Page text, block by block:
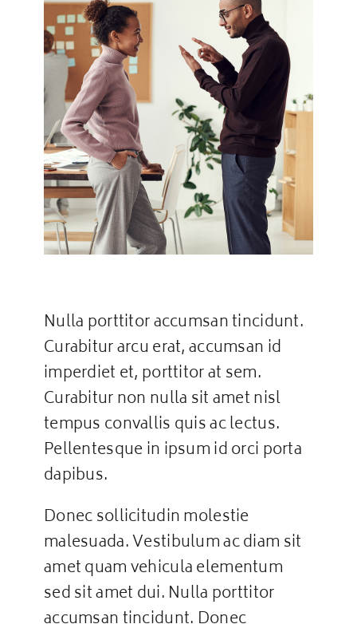
Nulla porttitor accumsan tincidunt.
Curabitur arcu erat, accumsan id
imperdiet et, porttitor at sem.
Curabitur non nulla sit amet nisl
tempus convallis quis ac lectus.
Pellentesque in ipsum id orci porta
dapibus.
Donec sollicitudin molestie
malesuada. Vestibulum ac diam sit
amet quam vehicula elementum
sed sit amet dui. Nulla porttitor